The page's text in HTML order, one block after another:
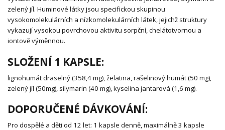
zelený jíl. Huminové látky jsou specifickou skupinou
vysokomolekulárních a nízkomolekulárních látek, jejichž struktury
vykazují vysokou povrchovou aktivitu sorpční, chelátotvornou a
iontově výměnnou.
SLOŽENÍ 1 KAPSLE:
lignohumát draselný (358,4 mg), želatina, rašelinový humát (50 mg),
zelený jíl (50mg), silymarin (40 mg), kyselina jantarová (1,6 mg).
DOPORUČENÉ DÁVKOVÁNÍ:
Pro dospělé a děti od 12 let: 1 kapsle denně, maximálně 3 kapsle